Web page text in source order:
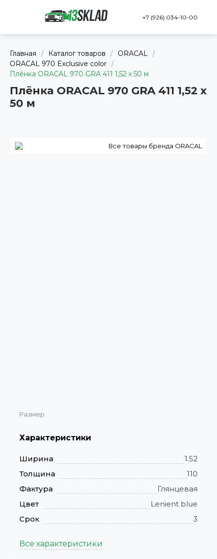
+7 (926) 034-10-00
Главная / Каталог товаров / ORACAL /
ORACAL 970 Exclusive color /
Плёнка ORACAL 970 GRA 411 1,52 x 50 м
Плёнка ORACAL 970 GRA 411 1,52 x
50 м
Все товары бренда ORACAL
Размер
Характеристики
Ширина
1.52
Толщина
110
Фактура
Глянцевая
Цвет
Lenient blue
Срок
3
Все характеристики